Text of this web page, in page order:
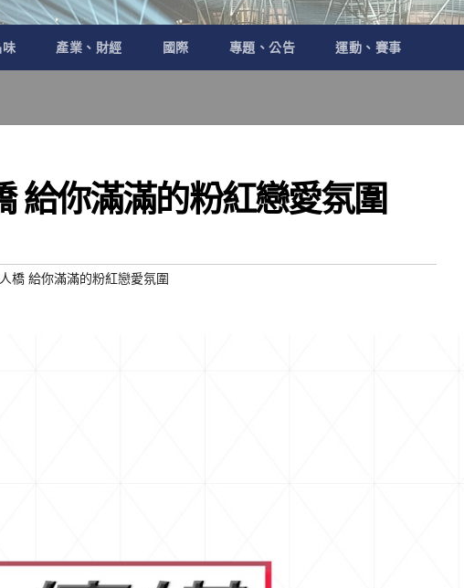
產業、財經 國際 專題、公告 運動、賽事
給你滿滿的粉紅戀愛氛圍
橋 給你滿滿的粉紅戀愛氛圍